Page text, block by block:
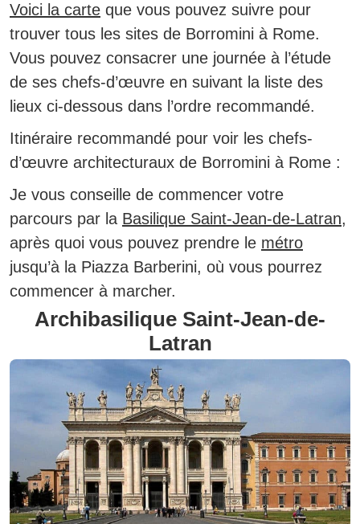
Voici la carte que vous pouvez suivre pour
trouver tous les sites de Borromini à Rome.
Vous pouvez consacrer une journée à l’étude
de ses chefs-d’œuvre en suivant la liste des
lieux ci-dessous dans l’ordre recommandé.
Itinéraire recommandé pour voir les chefs-
d’œuvre architecturaux de Borromini à Rome :
Je vous conseille de commencer votre
parcours par la Basilique Saint-Jean-de-Latran,
après quoi vous pouvez prendre le métro
jusqu’à la Piazza Barberini, où vous pourrez
commencer à marcher.
Archibasilique Saint-Jean-de-
Latran